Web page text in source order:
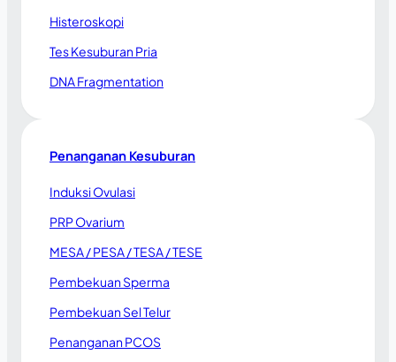
Histeroskopi
Tes Kesuburan Pria
DNA Fragmentation
Penanganan Kesuburan
Induksi Ovulasi
PRP Ovarium
MESA / PESA / TESA / TESE
Pembekuan Sperma
Pembekuan Sel Telur
Penanganan PCOS